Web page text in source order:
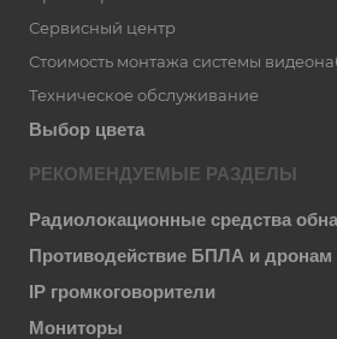
Сервисный центр
Стоимость монтажа системы
Техническое обслуживание
Выбор цвета
РЕКОМЕНДУЕМЫЕ РАЗДЕЛЫ
Радиолокационные средства
Противодействие БПЛА и дронам
IP громкоговорители
Мониторы